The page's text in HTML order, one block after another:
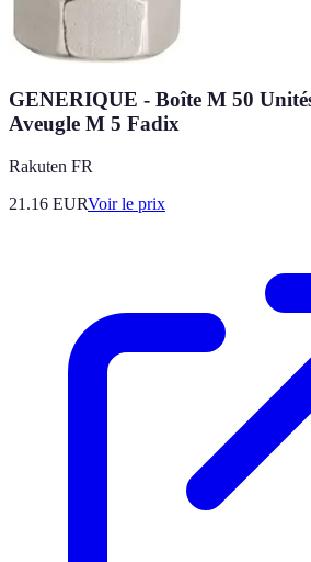
GENERIQUE - Boîte M 50
Aveugle M 5 Fadix
Rakuten FR
21.16 EURVoir le prix